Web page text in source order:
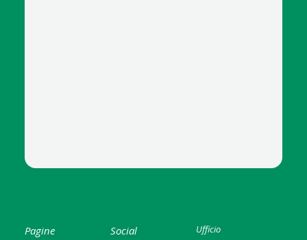
Pagine Social Ufficio